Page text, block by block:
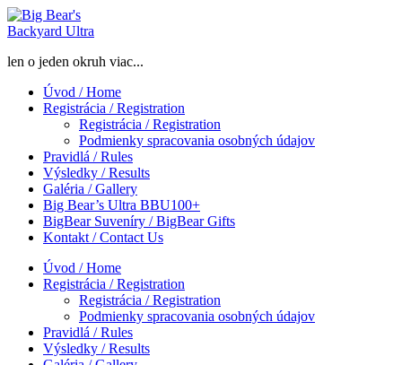
Skip
to
len o jeden okruh viac...
Úvod / Home
Registrácia / Registration
Registrácia / Registration
Podmienky spracovania osobných údajov
Pravidlá / Rules
Výsledky / Results
Galéria / Gallery
Big Bear’s Ultra BBU100+
BigBear Suveníry / BigBear Gifts
Kontakt / Contact Us
Úvod / Home
Registrácia / Registration
Registrácia / Registration
Podmienky spracovania osobných údajov
Pravidlá / Rules
Výsledky / Results